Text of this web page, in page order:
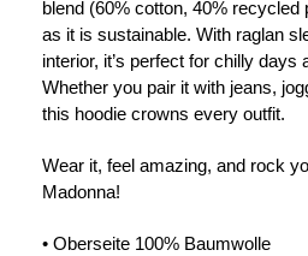
blend (60% cotton, 40% recycled
as it is sustainable. With raglan
interior, it’s perfect for chilly days
Whether you pair it with jeans,
this hoodie crowns every outfit.
Wear it, feel amazing, and rock
Madonna!
• Oberseite 100% Baumwolle